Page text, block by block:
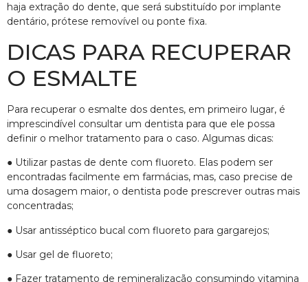
haja extração do dente, que será substituído por implante
dentário, prótese removível ou ponte fixa.
DICAS PARA RECUPERAR
O ESMALTE
Para recuperar o esmalte dos dentes, em primeiro lugar, é
imprescindível consultar um dentista para que ele possa
definir o melhor tratamento para o caso. Algumas dicas:
● Utilizar pastas de dente com fluoreto. Elas podem ser
encontradas facilmente em farmácias, mas, caso precise de
uma dosagem maior, o dentista pode prescrever outras mais
concentradas;
● Usar antisséptico bucal com fluoreto para gargarejos;
● Usar gel de fluoreto;
● Fazer tratamento de remineralização consumindo vitamina